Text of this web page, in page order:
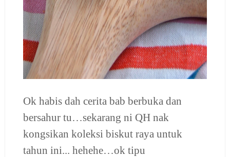
Ok habis dah cerita bab berbuka dan
bersahur tu…sekarang ni QH nak
kongsikan koleksi biskut raya untuk
tahun ini... hehehe…ok tipu